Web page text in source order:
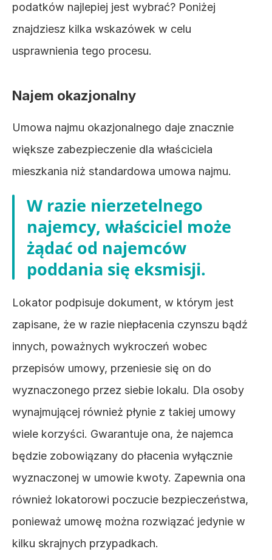
podatków najlepiej jest wybrać? Poniżej
znajdziesz kilka wskazówek w celu
usprawnienia tego procesu.
Najem okazjonalny
Umowa najmu okazjonalnego daje znacznie
większe zabezpieczenie dla właściciela
mieszkania niż standardowa umowa najmu.
W razie nierzetelnego
najemcy, właściciel może
żądać od najemców
poddania się eksmisji.
Lokator podpisuje dokument, w którym jest
zapisane, że w razie niepłacenia czynszu bądź
innych, poważnych wykroczeń wobec
przepisów umowy, przeniesie się on do
wyznaczonego przez siebie lokalu. Dla osoby
wynajmującej również płynie z takiej umowy
wiele korzyści. Gwarantuje ona, że najemca
będzie zobowiązany do płacenia wyłącznie
wyznaczonej w umowie kwoty. Zapewnia ona
również lokatorowi poczucie bezpieczeństwa,
ponieważ umowę można rozwiązać jedynie w
kilku skrajnych przypadkach.